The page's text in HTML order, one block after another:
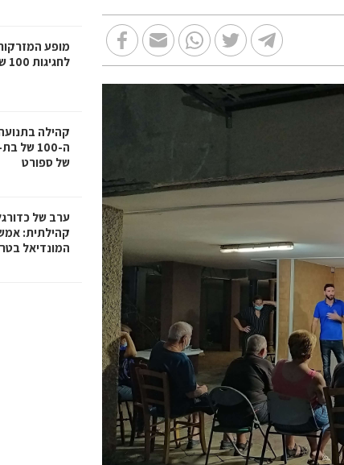
מופע
לחגיגות 100 שנים לבת-ים
ה-100
של ספורט
ערב של
קהילתית:
המונדיאל